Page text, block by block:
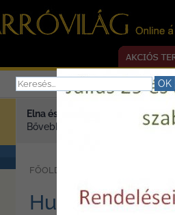
Elna és Janome varrógép szerviz.
Bővebben >
FŐOLDAL
Husqvarna